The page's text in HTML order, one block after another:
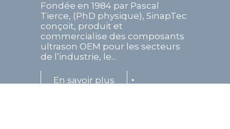
Fondée en 1984 par Pascal
Tierce, (PhD physique), SinapTec
conçoit, produit et
commercialise des composants
ultrason OEM pour les secteurs
de l’industrie, le...
En savoir plus